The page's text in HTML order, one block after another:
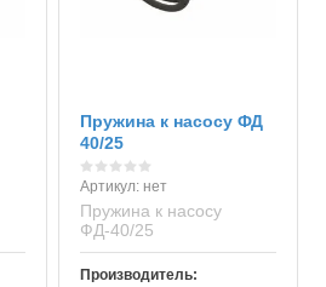
Пружина к насосу ФД
40/25
Артикул:нет
Пружина к насосу
ФД-40/25
Производитель: